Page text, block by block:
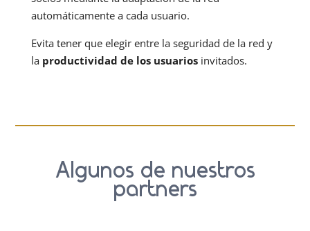
automáticamente a cada usuario.
Evita tener que elegir entre la seguridad de la red y
laproductividad de los usuariosinvitados.
Algunos de nuestros
partners